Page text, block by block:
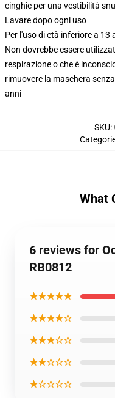
cinghie per una vestibilità
Lavare dopo ogni uso
Per l'uso di età inferiore a 13
Non dovrebbe essere
respirazione o che è
rimuovere la maschera
anni
SKU:
What
6 reviews for
RB0812
★★★★★
★★★★☆
★★★☆☆
★★☆☆☆
★☆☆☆☆